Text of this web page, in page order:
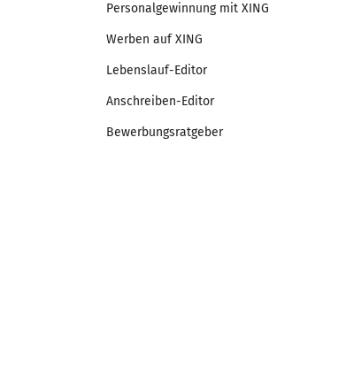
Personalgewinnung mit XING
Werben auf XING
Lebenslauf-Editor
Anschreiben-Editor
Bewerbungsratgeber